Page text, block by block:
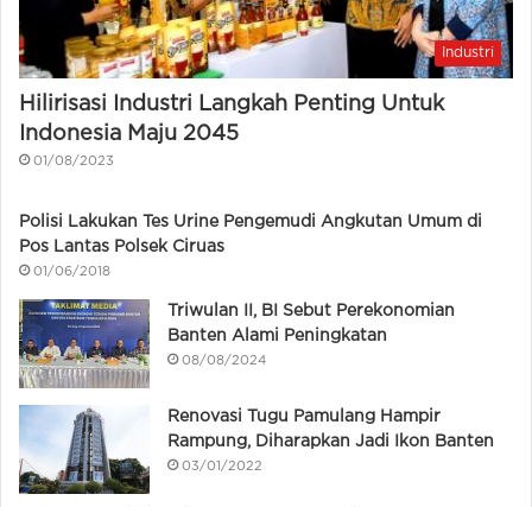
Industri
Hilirisasi Industri Langkah Penting Untuk
Indonesia Maju 2045
01/08/2023
Polisi Lakukan Tes Urine Pengemudi Angkutan Umum di
Pos Lantas Polsek Ciruas
01/06/2018
Triwulan II, BI Sebut Perekonomian
Banten Alami Peningkatan
08/08/2024
Renovasi Tugu Pamulang Hampir
Rampung, Diharapkan Jadi Ikon Banten
03/01/2022